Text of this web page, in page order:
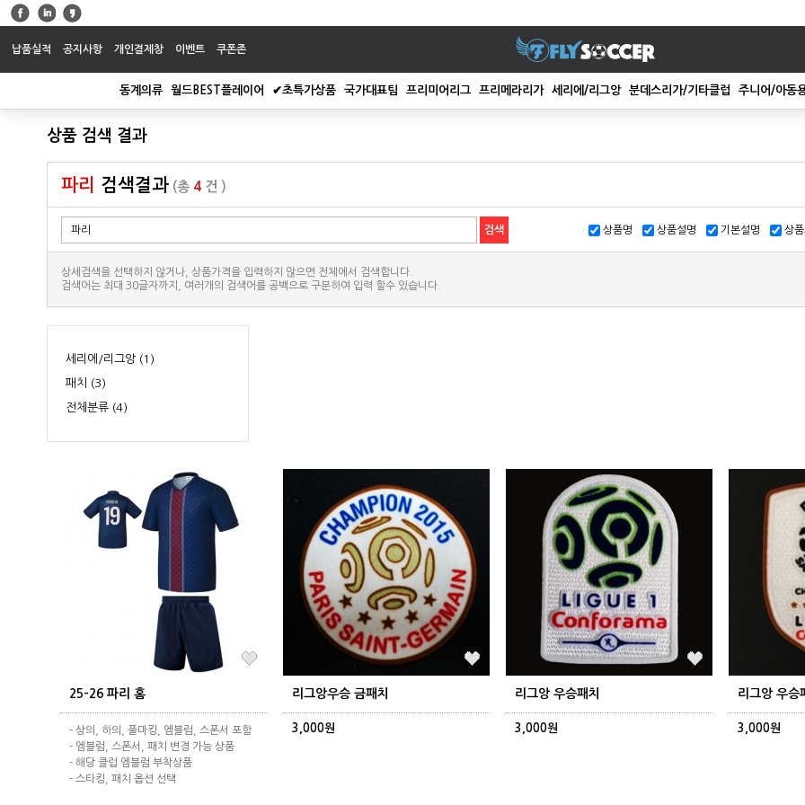
납품실적 공지사항 개인결제창 이벤트 쿠폰존
동계의류 월드BEST플레이어 ✔초특가상품 국가대표팀 프리미어리그 프리메라리가 세리에/리그앙 분데스리가/기타클럽 주니어/아동
상품 검색 결과
파리 검색결과 (총 4 건 )
상품명 상품설명 기본설명 상
상세검색을 선택하지 않거나, 상품가격을 입력하지 않으면 전체에서 검색합니다.
검색어는 최대 30글자까지, 여러개의 검색어를 공백으로 구분하여 입력 할수 있습니다.
세리에/리그앙 (1)
패치 (3)
전체분류 (4)
25-26 파리 홈
- 상의, 하의, 풀마킹, 엠블럼, 스폰서 포함
- 엠블럼, 스폰서, 패치 변경 가능 상품
- 해당 클럽 엠블럼 부착상품
- 스타킹, 패치 옵션 선택
리그앙우승 금패치
3,000원
리그앙 우승패치
3,000원
리그앙 우승
3,000원